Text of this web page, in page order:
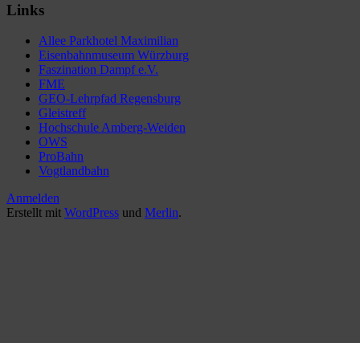
Links
Allee Parkhotel Maximilian
Eisenbahnmuseum Würzburg
Faszination Dampf e.V.
FME
GEO-Lehrpfad Regensburg
Gleistreff
Hochschule Amberg-Weiden
OWS
ProBahn
Vogtlandbahn
Anmelden
Erstellt mit WordPress und Merlin.